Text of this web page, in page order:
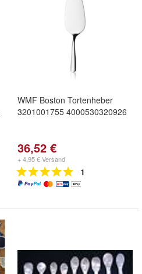
WMF Boston Tortenheber
3201001755 4000530320926
36,52 €
+ 4,95 € Versand
1